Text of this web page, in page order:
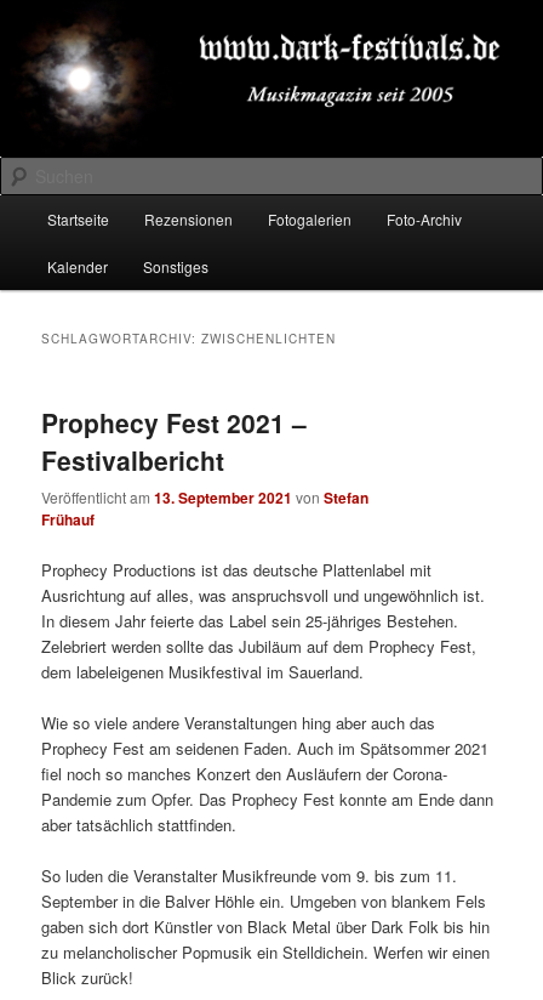
primären
Inhalt
springen
sekundären
Inhalt
springenDARK-FESTIVALS.DE
Suchen
Startseite Rezensionen Fotogalerien Foto-Archiv
Kalender Sonstiges
SCHLAGWORTARCHIV:ZWISCHENLICHTEN
Prophecy Fest 2021 –
Festivalbericht
Veröffentlicht am13. September 2021 vonStefan
Frühauf
Prophecy Productions ist das deutsche Plattenlabel mit
Ausrichtung auf alles, was anspruchsvoll und ungewöhnlich ist.
In diesem Jahr feierte das Label sein 25-jähriges Bestehen.
Zelebriert werden sollte das Jubiläum auf dem Prophecy Fest,
dem labeleigenen Musikfestival im Sauerland.
Wie so viele andere Veranstaltungen hing aber auch das
Prophecy Fest am seidenen Faden. Auch im Spätsommer 2021
fiel noch so manches Konzert den Ausläufern der Corona-
Pandemie zum Opfer. Das Prophecy Fest konnte am Ende dann
aber tatsächlich stattfinden.
So luden die Veranstalter Musikfreunde vom 9. bis zum 11.
September in die Balver Höhle ein. Umgeben von blankem Fels
gaben sich dort Künstler von Black Metal über Dark Folk bis hin
zu melancholischer Popmusik ein Stelldichein. Werfen wir einen
Blick zurück!